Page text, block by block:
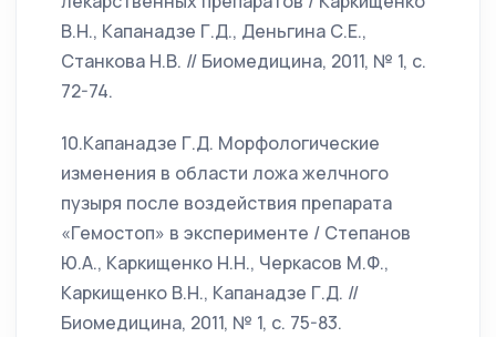
В.Н., Капанадзе Г.Д., Деньгина С.Е.,
Станкова Н.В. // Биомедицина, 2011, № 1, с.
72-74.
10.Капанадзе Г.Д. Морфологические
изменения в области ложа желчного
пузыря после воздействия препарата
«Гемостоп» в эксперименте / Степанов
Ю.А., Каркищенко Н.Н., Черкасов М.Ф.,
Каркищенко В.Н., Капанадзе Г.Д. //
Биомедицина, 2011, № 1, с. 75-83.